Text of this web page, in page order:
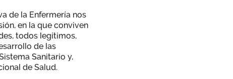
de la Enfermería nos
en la que conviven
todos legítimos,
de las
Sanitario y,
de Salud.